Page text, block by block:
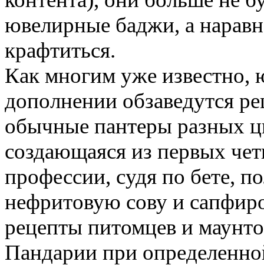
ювелирные баджи, а
крафтиться.
Как многим уже известно,
дополнении обзаведутся
обычные пантеры разных
создающаяся из первых
профессии, судя по бете,
нефритовую сову и
рецепты питомцев и
Пандарии при